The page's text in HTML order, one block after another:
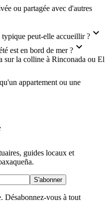
ou partagée avec d'autres
peut-elle accueillir ?expand_more
est en bord de mer ?expand_more
la colline à Rinconada ou El
appartement ou une
guides locaux et
S'abonner
Désabonnez-vous à tout